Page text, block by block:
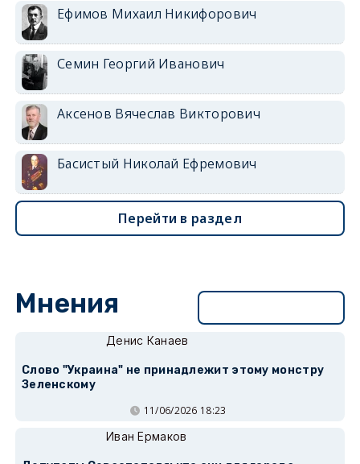
Ефимов Михаил Никифорович
Семин Георгий Иванович
Аксенов Вячеслав Викторович
Басистый Николай Ефремович
Перейти в раздел
Мнения
Денис Канаев
Слово "Украина" не принадлежит этому монстру
Зеленскому
11/06/2026 18:23
Иван Ермаков